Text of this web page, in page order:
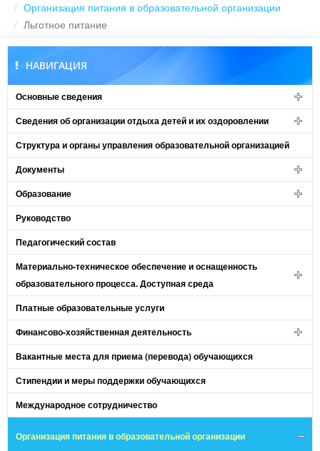
Организация питания в образовательной организации
Льготное питание
НАВИГАЦИЯ
Основные сведения
Сведения об организации отдыха детей и их оздоровлении
Структура и органы управления образовательной организацией
Документы
Образование
Руководство
Педагогический состав
Материально-техническое обеспечение и оснащенность
образовательного процесса. Доступная среда
Платные образовательные услуги
Финансово-хозяйственная деятельность
Вакантные места для приема (перевода) обучающихся
Стипендии и меры поддержки обучающихся
Международное сотрудничество
Организация питания в образовательной организации